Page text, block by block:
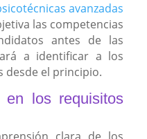
avanzadas
las competencias
antes de las
a identificar a los
desde el principio.
los requisitos